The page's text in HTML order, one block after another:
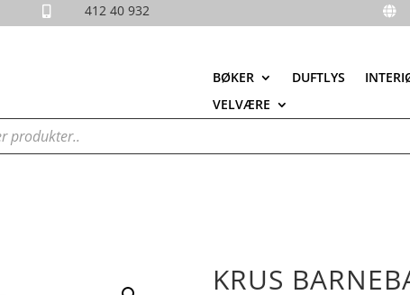
 412 40 932 
BØKER DUFTLYS
VELVÆRE
KRUS